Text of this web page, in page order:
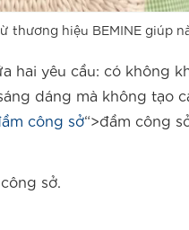
thương hiệu BEMINE giúp
hai yêu cầu: có không
dáng mà không tạo
công sở“>đầm công
sở.